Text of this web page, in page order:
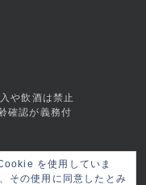
や飲酒は禁止
確認が義務付
and
Terms of
を使用していま
その使用に同意したとみ